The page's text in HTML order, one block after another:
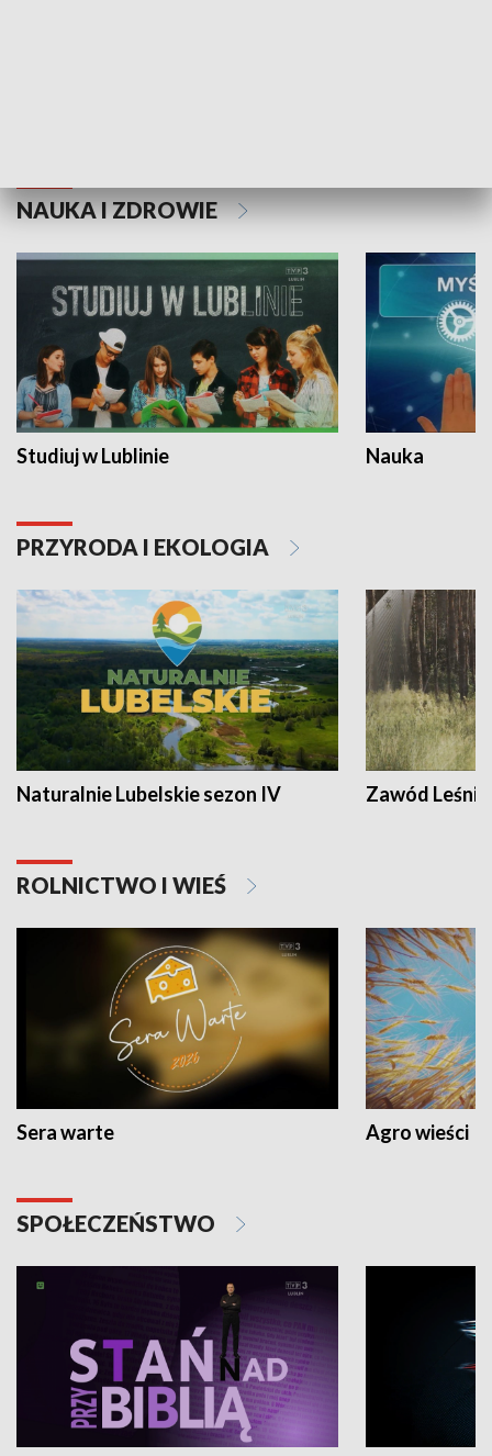
NAUKA I ZDROWIE
Studiuj w Lublinie Nauka
PRZYRODA I EKOLOGIA
Naturalnie Lubelskie sezon IV Zawód Leśnik
ROLNICTWO I WIEŚ
Sera warte Agro wieści
SPOŁECZEŃSTWO